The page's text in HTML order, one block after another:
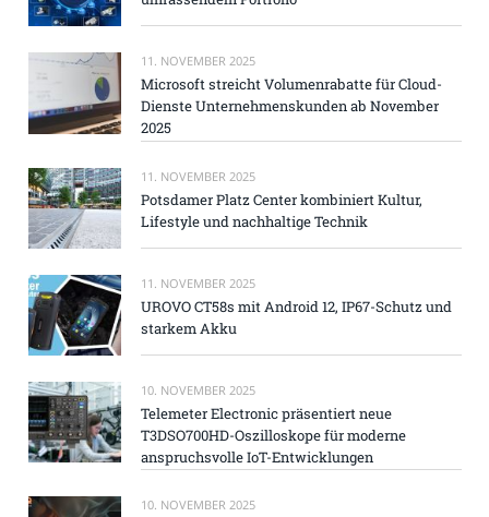
11. NOVEMBER 2025
Microsoft streicht Volumenrabatte für Cloud-
Dienste Unternehmenskunden ab November
2025
11. NOVEMBER 2025
Potsdamer Platz Center kombiniert Kultur,
Lifestyle und nachhaltige Technik
11. NOVEMBER 2025
UROVO CT58s mit Android 12, IP67-Schutz und
starkem Akku
10. NOVEMBER 2025
Telemeter Electronic präsentiert neue
T3DSO700HD-Oszilloskope für moderne
anspruchsvolle IoT-Entwicklungen
10. NOVEMBER 2025